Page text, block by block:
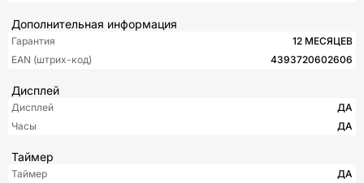
Дополнительная информация
Гарантия
12 МЕСЯЦЕВ
EAN (штрих-код)
4393720602606
Дисплей
Дисплей
ДА
Часы
ДА
Таймер
Таймер ДА